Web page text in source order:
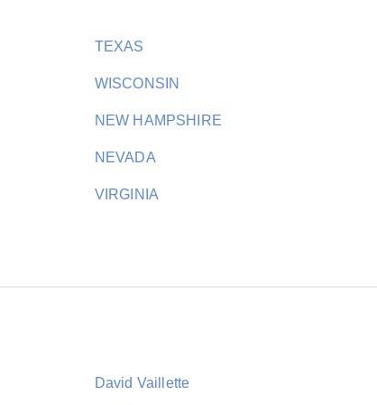
TEXAS
WISCONSIN
NEW HAMPSHIRE
NEVADA
VIRGINIA
David Vaillette